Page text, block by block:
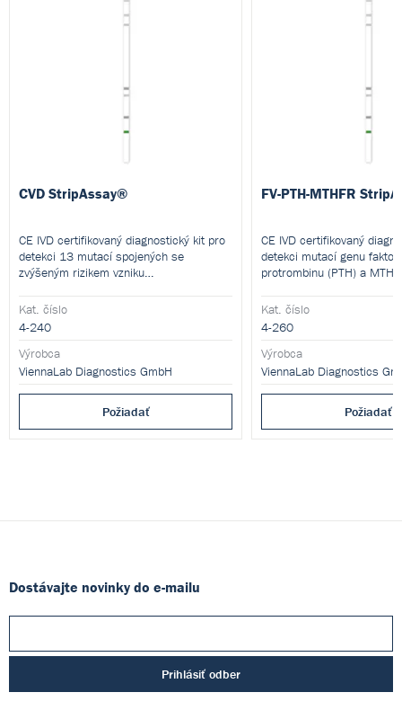
CVD StripAssay®
CE IVD certifikovaný diagnostický kit pro
detekci 13 mutací spojených se
zvýšeným rizikem vzniku
atherosklerózy.
Kat. číslo
4-240
Výrobca
ViennaLab Diagnostics GmbH
Požiadať
FV-PTH-MTHFR
CE IVD certifikovaný
detekci mutací genu
protrombinu (PTH) a
reverzní hybridizace. 20
Kat. číslo
4-260
Výrobca
ViennaLab Diagnostics
Požiadať
Dostávajte novinky do e-mailu
Prihlásiť odber